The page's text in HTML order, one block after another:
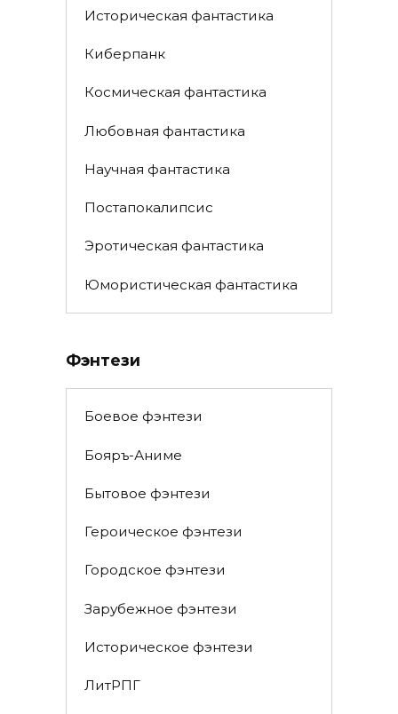
Историческая фантастика
Киберпанк
Космическая фантастика
Любовная фантастика
Научная фантастика
Постапокалипсис
Эротическая фантастика
Юмористическая фантастика
Фэнтези
Боевое фэнтези
Бояръ-Аниме
Бытовое фэнтези
Героическое фэнтези
Городское фэнтези
Зарубежное фэнтези
Историческое фэнтези
ЛитРПГ